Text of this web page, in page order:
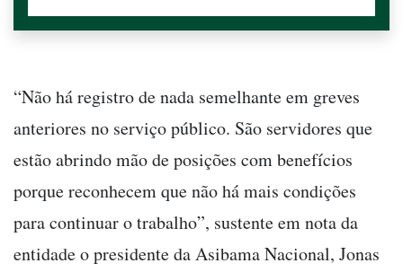
“Não há registro de nada semelhante em greves
anteriores no serviço público. São servidores que
estão abrindo mão de posições com benefícios
porque reconhecem que não há mais condições
para continuar o trabalho”, sustente em nota da
entidade o presidente da Asibama Nacional, Jonas